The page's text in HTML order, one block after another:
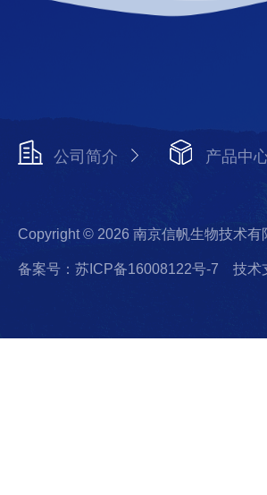
公司简介 产品中
Copyright © 2026 南京信帆生物技术有
备案号：苏ICP备16008122号-7 技术